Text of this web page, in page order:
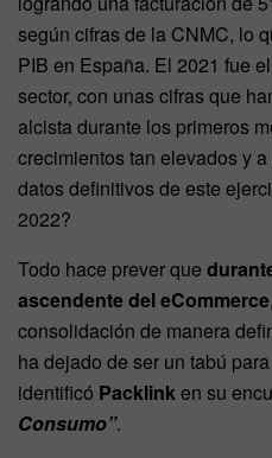
según cifras de la CNMC, lo
PIB en España. El 2021 fue
sector, con unas cifras que
alcista durante los primeros
crecimientos tan elevados y
datos definitivos de este
2022?
Todo hace prever que
ascendente del eCommerce
consolidación de manera
ha dejado de ser un tabú
identificó Packlinken su
Consumo”.